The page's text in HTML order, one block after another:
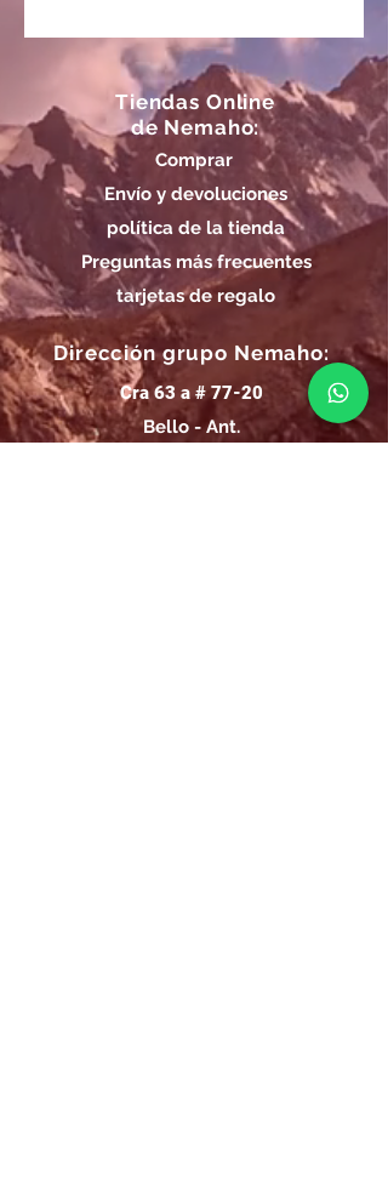
Tiendas Online
de Nemaho:
Comprar
Envío y devoluciones
política de la tienda
Preguntas más frecuentes
tarjetas de regalo
Dirección grupo Nemaho:
Cra 63 a # 77-20
Bello - Ant.